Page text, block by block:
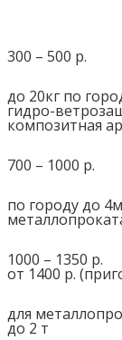
300 – 500 р.
до 20кг по
гидро-
композитная
700 – 1000 р.
по городу до
1000 – 1350 р.
от 1400 р.
для
до 2 т